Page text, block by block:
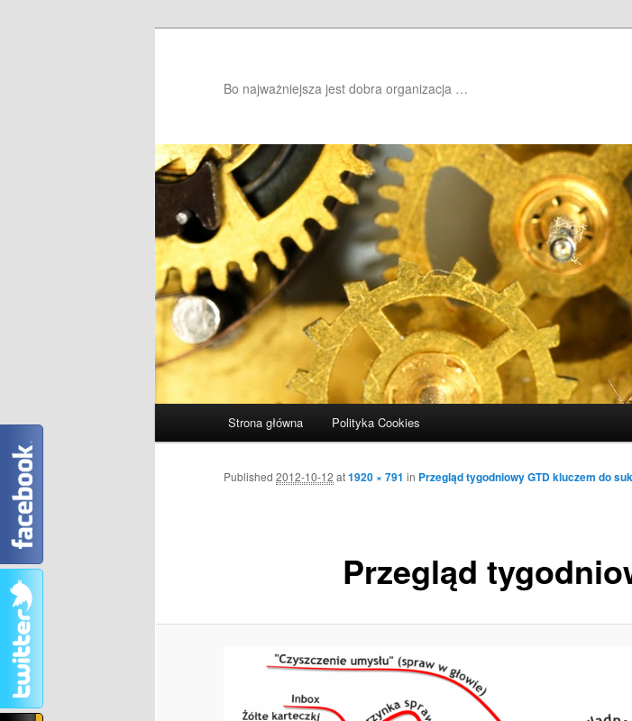
Bo najważniejsza jest dobra organizacja …
Przeskocz do tekstu
Przeskocz do widgetów
Strona główna Polityka Cookies
Nawigacja po obrazkach
Przegląd
Published 2012-10-12 at1920 × 791 in Przegląd tygodniowy GTD kluczem do